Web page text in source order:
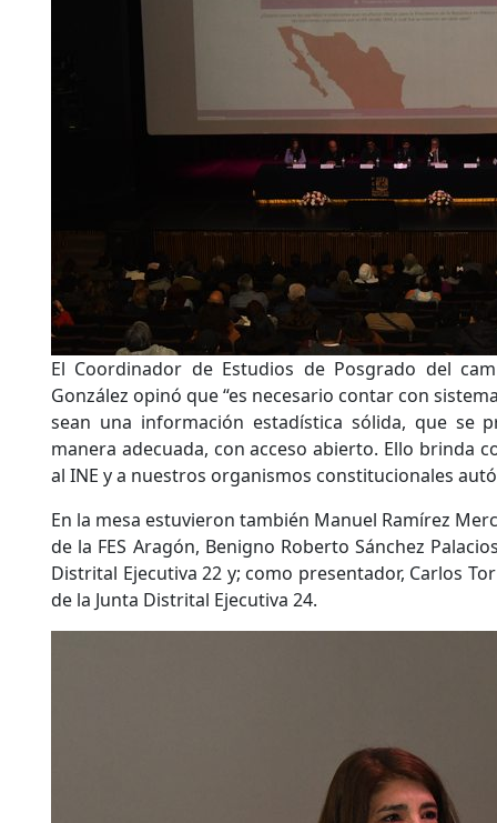
El Coordinador de Estudios de Posgrado del
González opinó que “es necesario contar con
sean una información estadística sólida, que se
manera adecuada, con acceso abierto. Ello brinda
al INE y a nuestros organismos constitucionales
En la mesa estuvieron también Manuel Ramírez
de la FES Aragón, Benigno Roberto Sánchez
Distrital Ejecutiva 22 y; como presentador, Carlos
de la Junta Distrital Ejecutiva 24.